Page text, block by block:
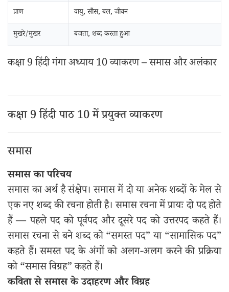
प्राण
वायु, साँस, बल, जीवन
मुखरे/मुखर
बजता, शब्द करता हुआ
कक्षा 9 हिंदी गंगा अध्याय 10 व्याकरण – समास और अलंकार
कक्षा 9 हिंदी पाठ 10 में प्रयुक्त व्याकरण
समास
समास का परिचय
समास का अर्थ है संक्षेप। समास में दो या अनेक शब्दों के मेल से
एक नए शब्द की रचना होती है। समास रचना में प्रायः दो पद होते
हैं — पहले पद को पूर्वपद और दूसरे पद को उत्तरपद कहते हैं।
समास रचना से बने शब्द को “समस्त पद” या “सामासिक पद”
कहते हैं। समस्त पद के अंगों को अलग-अलग करने की प्रक्रिया
को “समास विग्रह” कहते हैं।
कविता से समास के उदाहरण और विग्रह